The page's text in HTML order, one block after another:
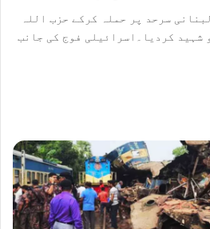
سرحد پر حملہ کرکے حزب اللہ
شہید کردیا۔اسرائیلی فوج کی جانب